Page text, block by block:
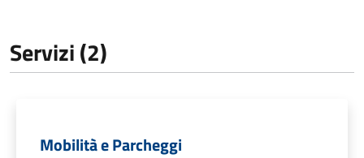
Servizi (2)
Mobilità e Parcheggi